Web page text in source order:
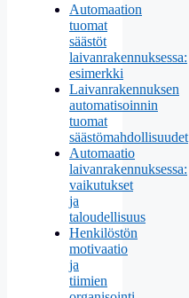
Automaation
tuomat
säästöt
laivanrakennuksessa:
esimerkki
Laivanrakennuksen
automatisoinnin
tuomat
säästömahdollisuudet
Automaatio
laivanrakennuksessa:
vaikutukset
ja
taloudellisuus
Henkilöstön
motivaatio
ja
tiimien